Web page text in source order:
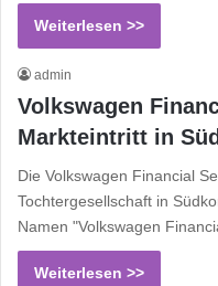
Weiterlesen >>
admin
Volkswagen
Markteintritt in
Die Volkswagen Financial
Tochtergesellschaft in
Namen "Volkswagen
Weiterlesen >>